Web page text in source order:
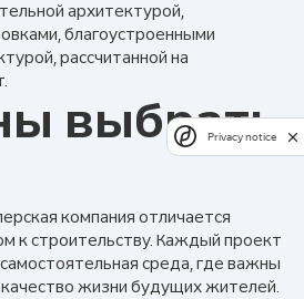
архитектурой,
благоустроенными
рассчитанной на
выбрать
компания отличается
к строительству. Каждый проект
среда, где важны
жизни будущих жителей.
Privacy notice